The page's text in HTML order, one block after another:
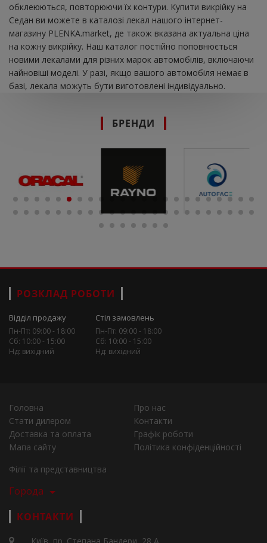
обклеюються, повторюючи їх контури. Купити викрійку на
Седан ви можете в каталозі лекал нашого інтернет-
магазину PLENKA.market, де також вказана актуальна ціна
на кожну викрійку. Наш каталог постійно поповнюється
новими лекалами для різних марок автомобілів, включаючи
найновіші моделі. У разі, якщо вашого автомобіля немає в
базі, лекала можуть бути виготовлені індивідуально.
БРЕНДИ
РОЗКЛАД РОБОТИ
Відділ продажу
Пн-Пт: 09:00 - 18:00
Сб: 10:00 - 15:00
Нд: вихідний
Стіл замовлень
Пн-Пт: 09:00 - 18:00
Сб: 10:00 - 15:00
Нд: вихідний
Головна
Про нас
Стати дилером
Контакти
Доставка та оплата
Графік роботи
Мапа сайту
Політика конфіденційності
Філії та представництва
Города
КОНТАКТИ